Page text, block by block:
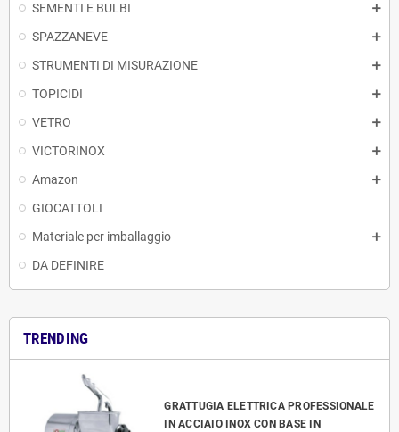
SEMENTI E BULBI
SPAZZANEVE
STRUMENTI DI MISURAZIONE
TOPICIDI
VETRO
VICTORINOX
Amazon
GIOCATTOLI
Materiale per imballaggio
DA DEFINIRE
TRENDING
GRATTUGIA ELETTRICA PROFESSIONALE
IN ACCIAIO INOX CON BASE IN